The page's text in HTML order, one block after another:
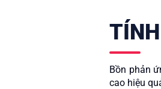
Bồn phản
cao hiệu